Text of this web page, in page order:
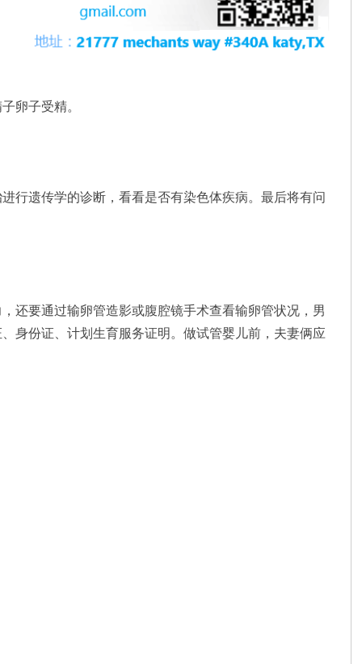
卵子受精。
行遗传学的诊断，看看是否有染色体疾病。最后将有问
还要通过输卵管造影或腹腔镜手术查看输卵管状况，男
身份证、计划生育服务证明。做试管婴儿前，夫妻俩应